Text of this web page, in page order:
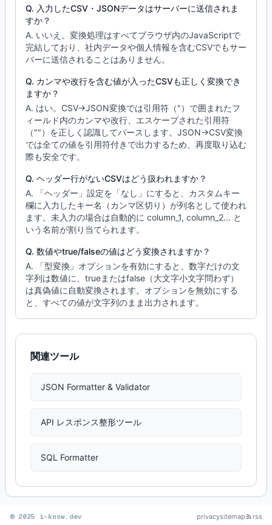
Q. 入力したCSV・JSONデータはサーバーに送信されま
すか？
A. いいえ。変換処理はすべてブラウザ内のJavaScriptで
完結しており、社内データや個人情報を含むCSVでもサー
バーに送信されることはありません。
Q. カンマや改行を含む値が入ったCSVも正しく変換でき
ますか？
A. はい。CSV→JSON変換では引用符（"）で囲まれたフ
ィールド内のカンマや改行、エスケープされた引用符
（""）を正しく認識してパースします。JSON→CSV変換
では全ての値を引用符付きで出力するため、再度取り込む
際も安全です。
Q. ヘッダー行がないCSVはどう扱われますか？
A. 「ヘッダー」設定を「なし」にすると、カスタムキー
欄に入力したキー名（カンマ区切り）が列名として使われ
ます。未入力の場合は自動的に column_1, column_2... と
いう名前が割り当てられます。
Q. 数値やtrue/falseの値はどう変換されますか？
A. 「型変換」オプションを有効にすると、数字だけの文
字列は数値に、trueまたはfalse（大文字小文字問わず）
は真偽値に自動変換されます。オプションを無効にする
と、すべての値が文字列のまま出力されます。
関連ツール
JSON Formatter & Validator
API レスポンス整形ツール
SQL Formatter
© 2025 i-know.dev privacysitemap rss